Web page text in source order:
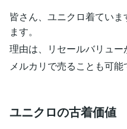
皆さん、ユニクロ着てい
ます。
理由は、リセールバリュー
メルカリで売ることも可能
ユニクロの古着価値